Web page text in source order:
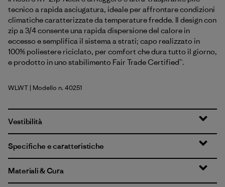
tecnico a rapida asciugatura, ideale per affrontare condizioni
climatiche caratterizzate da temperature fredde. Il design con
zip a 3/4 consente una rapida dispersione del calore in
eccesso e semplifica il sistema a strati; capo realizzato in
100% poliestere riciclato, per comfort che dura tutto il giorno,
e prodotto in uno stabilimento Fair Trade Certified™.
Wool White
WLWT | Modello n. 40251
Vestibilità
Specifiche e caratteristiche
Materiali & Cura